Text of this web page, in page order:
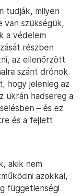
tudják, milyen
van szükségük,
a védelem
részben
az ellenőrzött
szánt drónok
hogy jelenleg az
ukrán hadsereg a
– és ez
és a fejlett
akik nem
azokkal,
függetlenségi